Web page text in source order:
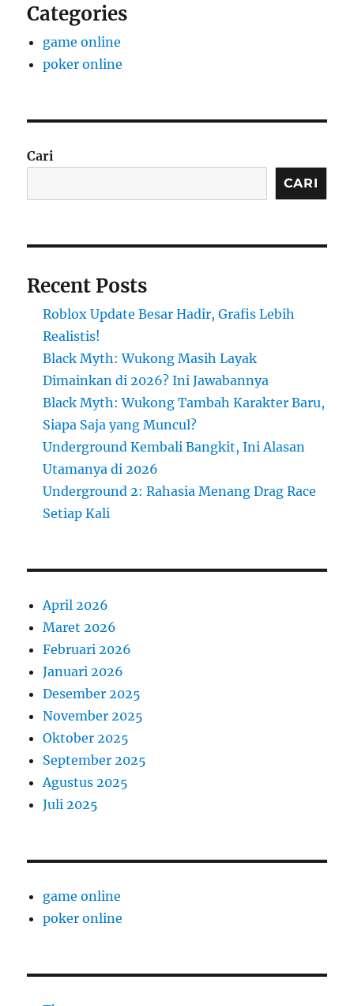
Categories
game online
poker online
Cari
CARI
Recent Posts
Roblox Update Besar Hadir, Grafis Lebih
Realistis!
Black Myth: Wukong Masih Layak
Dimainkan di 2026? Ini Jawabannya
Black Myth: Wukong Tambah Karakter Baru,
Siapa Saja yang Muncul?
Underground Kembali Bangkit, Ini Alasan
Utamanya di 2026
Underground 2: Rahasia Menang Drag Race
Setiap Kali
April 2026
Maret 2026
Februari 2026
Januari 2026
Desember 2025
November 2025
Oktober 2025
September 2025
Agustus 2025
Juli 2025
game online
poker online